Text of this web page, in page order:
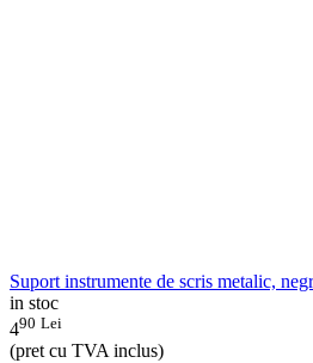
Suport instrumente de scris metalic,
in stoc
490 Lei
(pret cu TVA inclus)